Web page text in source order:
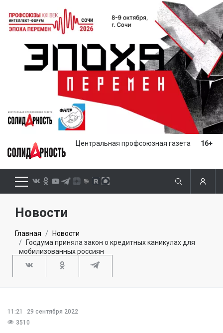
Центральная профсоюзная газета 16+
Новости
Главная
Новости
Госдума приняла закон о кредитных каникулах для
мобилизованных россиян
11:21
29 сентября 2022
3510